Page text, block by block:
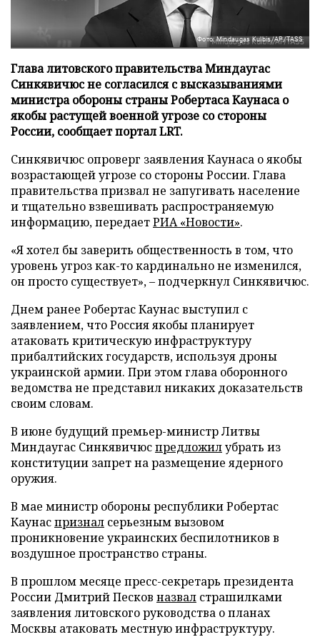
Фото: Mindaugas Kulbis/AP/TASS
Глава литовского правительства Миндаугас
Синкявичюс не согласился с высказываниями
министра обороны страны Робертаса Каунаса о
якобы растущей военной угрозе со стороны
России, сообщает портал LRT.
Синкявичюс опроверг заявления Каунаса о якобы
возрастающей угрозе со стороны России. Глава
правительства призвал не запугивать население
и тщательно взвешивать распространяемую
информацию, передаетРИА «Новости».
«Я хотел бы заверить общественность в том, что
уровень угроз как-то кардинально не изменился,
он просто существует», – подчеркнул Синкявичюс.
Днем ранее Робертас Каунас выступил с
заявлением, что Россия якобы планирует
атаковать критическую инфраструктуру
прибалтийских государств, используя дроны
украинской армии. При этом глава оборонного
ведомства не представил никаких доказательств
своим словам.
В июне будущий премьер-министр Литвы
Миндаугас Синкявичюспредложилубрать из
конституции запрет на размещение ядерного
оружия.
В мае министр обороны республики Робертас
Каунаспризнал серьезным вызовом
проникновение украинских беспилотников в
воздушное пространство страны.
В прошлом месяце пресс-секретарь президента
России Дмитрий Песков назвал страшилками
заявления литовского руководства о планах
Москвы атаковать местную инфраструктуру.